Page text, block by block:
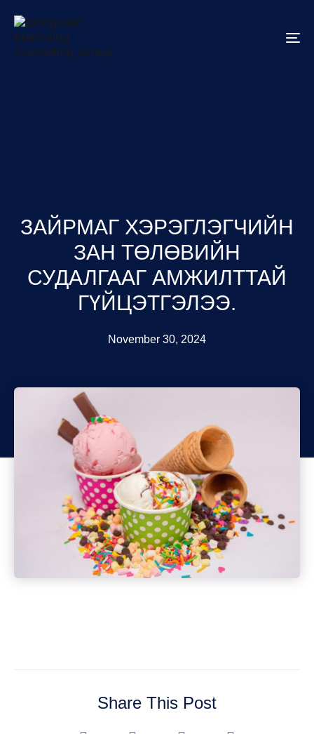
ЗАЙРМАГ ХЭРЭГЛЭГЧИЙН
ЗАН ТӨЛӨВИЙН
СУДАЛГААГ АМЖИЛТТАЙ
ГҮЙЦЭТГЭЛЭЭ.
November 30, 2024
Share This Post